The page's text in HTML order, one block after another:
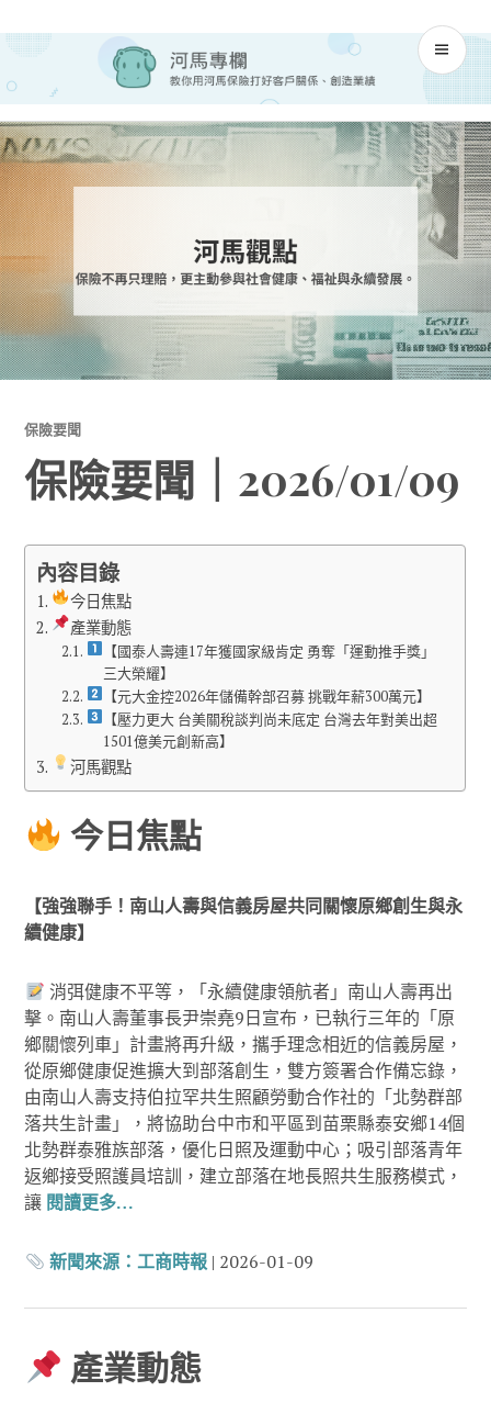
to
河馬專欄
保險要聞
保險要聞｜2026/01/09
內容目錄
今日焦點
產業動態
【國泰人壽連17年獲國家級肯定 勇奪「運動推手獎」
三大榮耀】
【元大金控2026年儲備幹部召募 挑戰年薪300萬元】
【壓力更大 台美關稅談判尚未底定 台灣去年對美出超
1501億美元創新高】
河馬觀點
今日焦點
【強強聯手！南山人壽與信義房屋共同關懷原鄉創生與永
續健康】
消弭健康不平等，「永續健康領航者」南山人壽再出
擊。南山人壽董事長尹崇堯9日宣布，已執行三年的「原
鄉關懷列車」計畫將再升級，攜手理念相近的信義房屋，
從原鄉健康促進擴大到部落創生，雙方簽署合作備忘錄，
由南山人壽支持伯拉罕共生照顧勞動合作社的「北勢群部
落共生計畫」，將協助台中市和平區到苗栗縣泰安鄉14個
北勢群泰雅族部落，優化日照及運動中心；吸引部落青年
返鄉接受照護員培訓，建立部落在地長照共生服務模式，
讓 閱讀更多…
新聞來源： 工商時報| 2026-01-09
產業動態